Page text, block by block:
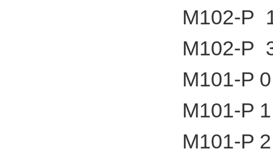
M102-P
M102-P
M101-P
M101-P
M101-P